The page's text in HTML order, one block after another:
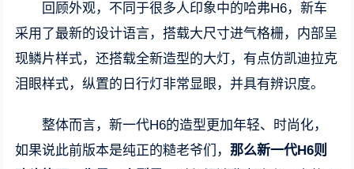
回顾外观，不同于很多人印象中的哈弗H6，新车
采用了最新的设计语言，搭载大尺寸进气格栅，内部呈
现鳞片样式，还搭载全新造型的大灯，有点仿凯迪拉克
泪眼样式，纵置的日行灯非常显眼，并具有辨识度。
整体而言，新一代H6的造型更加年轻、时尚化，
如果说此前版本是纯正的糙老爷们， 那么新一代H6则